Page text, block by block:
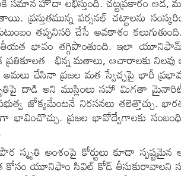
ప్రస్తుతమున్న పర్సనల్ చట్టాలను
తప్పనిసరి చేసే అవకాశం
భావం తగ్గిపొంతుంది. ఇలా
భిన్న మతాలు, ఆచారాలకు
చేసినా ప్రజల మత స్వేచ్ఛపై భారీ
దాడి అని ముస్లింలు సహా మిగతా
జోక్యమేంటనే నిరసనలు తలెత్తొచ్చు.
భావించొచ్చు. ప్రజల భావోద్వేగాలకు
స్మృతి అంశంపై కోర్టులు కూడా
యూనిఫాం సివిల్ కోడ్ తీసుకురావాలని